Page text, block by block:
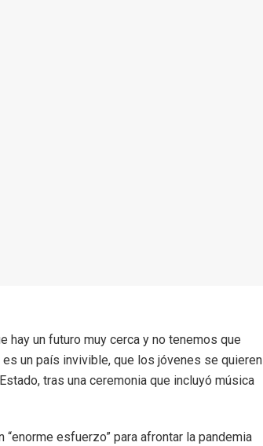
hay un futuro muy cerca y no tenemos que
un país invivible, que los jóvenes se quieren
tras una ceremonia que incluyó música
esfuerzo” para afrontar la pandemia